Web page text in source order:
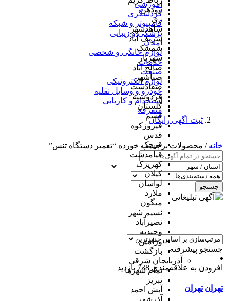
رودهن
ری
شاهدشهر
شریف آباد
شمشک
شهریار
صالح آباد
صباشهر
صفادشت
فردوسیه
گلستان
فشم
فیروزکوه
قدس
قرچک
قیامدشت
کهریزک
کیلان
لواسان
ملارد
میگون
نسیم شهر
نصیرآباد
وحیدیه
ورامین
بازگشت
آذربایجان شرقی
تمام شهر‌ها
تبریز
آبش احمد
آموزشی
گردشگری
کامپیوتر و شبکه
پزشکی و زیبایی
املاک
لوازم خانگی و شخصی
خدمات
صنعت
لوازم الکترونیکی
خودرو و وسایل نقلیه
استخدام و کاریابی
متفرقه
ثبت اگهی رایگان
خانه / محصولات برچسب خورده “تعمیر دستگاه تنس”
جستجو
جستجو پیشرفته
افزودن به علاقه‌مندی 738 بازدید
تهران تهران